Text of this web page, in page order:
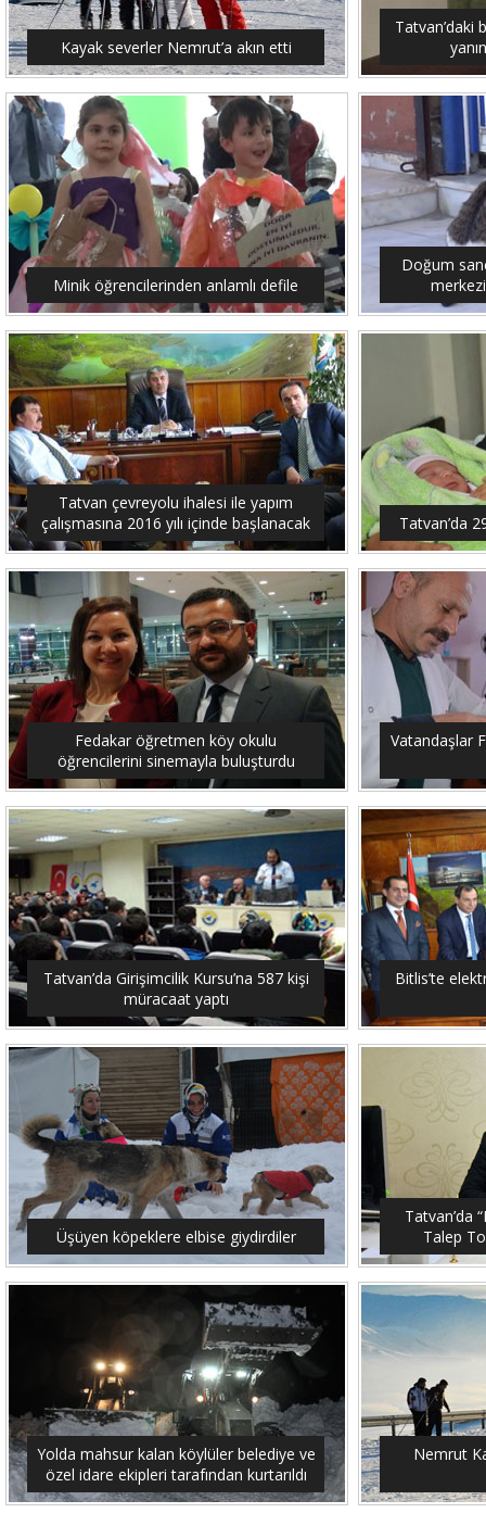
Kayak severler Nemrut’a akın etti
Tatvan’daki
Minik öğrencilerinden anlamlı defile
Doğum
Tatvan çevreyolu ihalesi ile yapım
çalışmasına 2016 yılı içinde başlanacak
Tatvan’da
Fedakar öğretmen köy okulu
öğrencilerini sinemayla buluşturdu
Vatandaşlar
Tatvan’da Girişimcilik Kursu’na 587 kişi
müracaat yaptı
Bitlis’te
Üşüyen köpeklere elbise giydirdiler
Tatvan’da
Talep
Yolda mahsur kalan köylüler belediye ve
özel idare ekipleri tarafından kurtarıldı
Nemrut